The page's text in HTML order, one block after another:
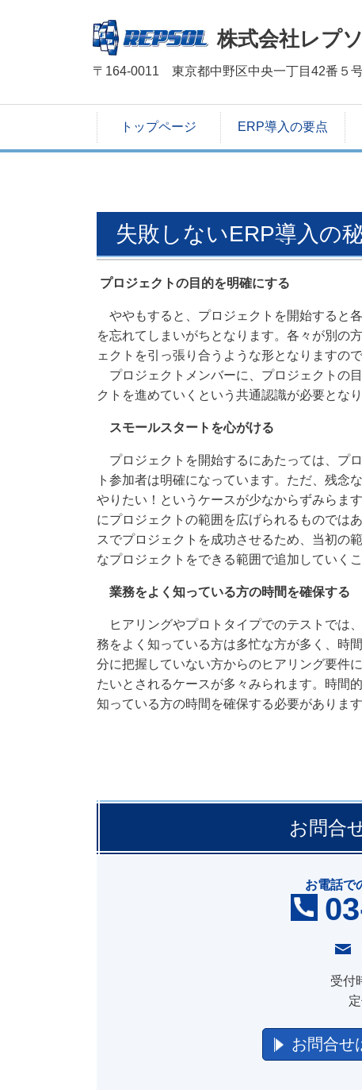
株式会社レプ
〒164-0011 東京都中野区中央一丁目42番５
トップページ ERP導入の要点
失敗しないERP導入の
プロジェクトの目的を明確にする
ややもすると、プロジェクトを開始すると
を忘れてしまいがちとなります。各々が別の
ェクトを引っ張り合うような形となりますの
プロジェクトメンバーに、プロジェクトの
クトを進めていくという共通認識が必要となり
スモールスタートを心がける
プロジェクトを開始するにあたっては、プ
ト参加者は明確になっています。ただ、残念
やりたい！というケースが少なからずみらま
にプロジェクトの範囲を広げられるものでは
スでプロジェクトを成功させるため、当初の
なプロジェクトをできる範囲で追加していく
業務をよく知っている方の時間を確保する
ヒアリングやプロトタイプでのテストでは
務をよく知っている方は多忙な方が多く、時
分に把握していない方からのヒアリング要件
たいとされるケースが多々みられます。時間
知っている方の時間を確保する必要があります
お問合
お電話で
受付
お問合せ